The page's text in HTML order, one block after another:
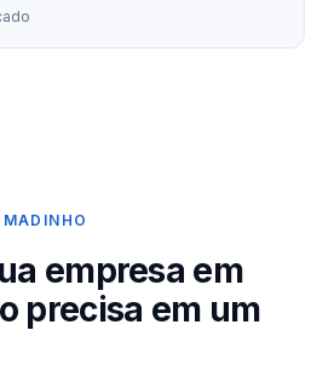
empresa em
precisa em um